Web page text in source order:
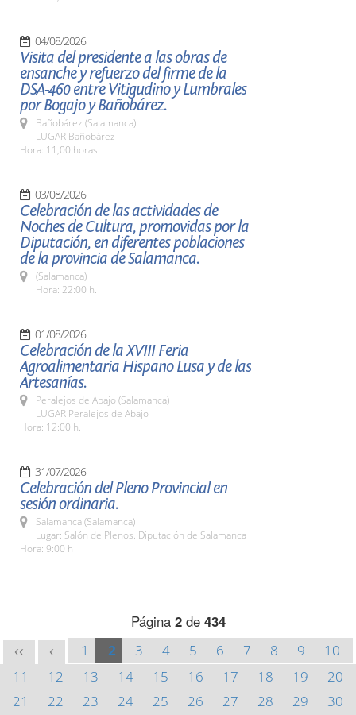
04/08/2026
Visita del presidente a las obras de
ensanche y refuerzo del firme de la
DSA-460 entre Vitigudino y Lumbrales
por Bogajo y Bañobárez.
Bañobárez (Salamanca)
LUGAR Bañobárez
Hora: 11,00 horas
03/08/2026
Celebración de las actividades de
Noches de Cultura, promovidas por la
Diputación, en diferentes poblaciones
de la provincia de Salamanca.
(Salamanca)
Hora: 22:00 h.
01/08/2026
Celebración de la XVIII Feria
Agroalimentaria Hispano Lusa y de las
Artesanías.
Peralejos de Abajo (Salamanca)
LUGAR Peralejos de Abajo
Hora: 12:00 h.
31/07/2026
Celebración del Pleno Provincial en
sesión ordinaria.
Salamanca (Salamanca)
Lugar: Salón de Plenos. Diputación de Salamanca
Hora: 9:00 h
Página 2de 434
<< < 1 2 3 4 5 6 7 8 9
10
11
12 13 14 15 16 17 18 19
20
21
22 23 24 25 26 27 28 29
30